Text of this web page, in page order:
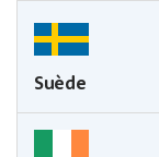
Suède